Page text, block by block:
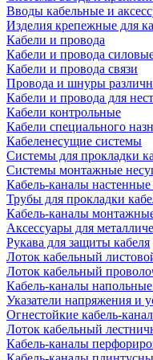
Вводы кабельные и
Изделия крепежные для
Кабели и провода
Кабели и провода
Кабели и провода связи
Провода и шнуры
Кабели и провода для
Кабели контрольные
Кабели специального
Кабеленесущие системы
Системы для прокладки
Системы монтажные
Кабель-каналы
Трубы для прокладки
Кабель-каналы
Аксессуары для
Рукава для защиты кабеля
Лоток кабельный
Лоток кабельный
Кабель-каналы
Указатели напряжения и
Огнестойкие кабель-
Лоток кабельный
Кабель-каналы